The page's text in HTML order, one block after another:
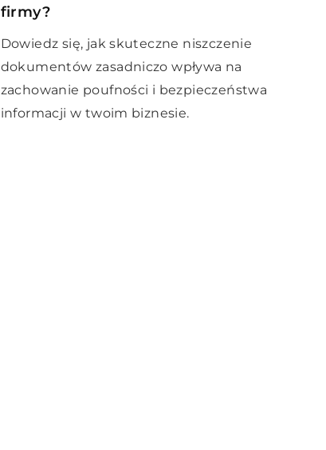
firmy?
Dowiedz się, jak skuteczne niszczenie
dokumentów zasadniczo wpływa na
zachowanie poufności i bezpieczeństwa
informacji w twoim biznesie.